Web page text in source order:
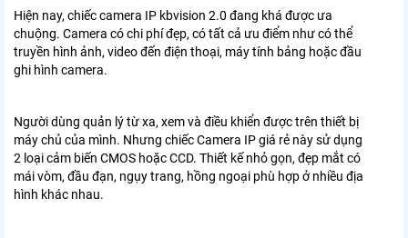
Hiện nay, chiếc camera IP kbvision 2.0 đang khá được ưa
chuộng. Camera có chi phí đẹp, có tất cả ưu điểm như có thể
truyền hình ảnh, video đến điện thoại, máy tính bảng hoặc đầu
ghi hình camera.
Người dùng quản lý từ xa, xem và điều khiển được trên thiết bị
máy chủ của mình. Nhưng chiếc Camera IP giá rẻ này sử dụng
2 loại cảm biến CMOS hoặc CCD. Thiết kế nhỏ gọn, đẹp mắt có
mái vòm, đầu đạn, ngụy trang, hồng ngoại phù hợp ở nhiều địa
hình khác nhau.